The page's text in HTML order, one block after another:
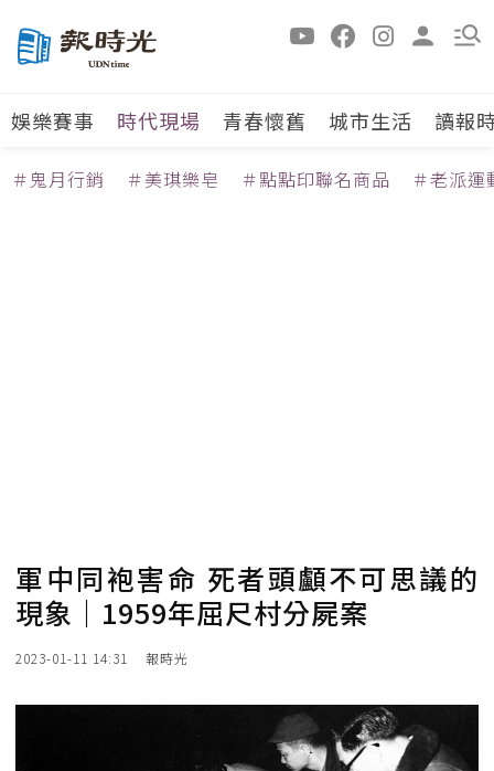
娛樂賽事 時代現場 青春懷舊 城市生活 讀報
＃鬼月行銷 ＃美琪樂皂 ＃點點印聯名商品 ＃老派運
軍中同袍害命 死者頭顱不可思議的
現象｜1959年屈尺村分屍案
2023-01-11 14:31 報時光